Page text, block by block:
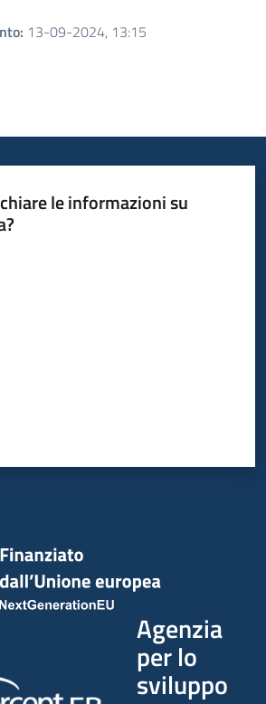
: 13-09-2024, 13:15
le informazioni su
Agenzia
per lo
sviluppo